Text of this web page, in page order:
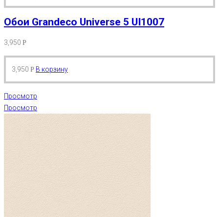
Обои Grandeco Universe 5 UI1007
3,950 Р
3,950 Р В корзину
Просмотр
Просмотр